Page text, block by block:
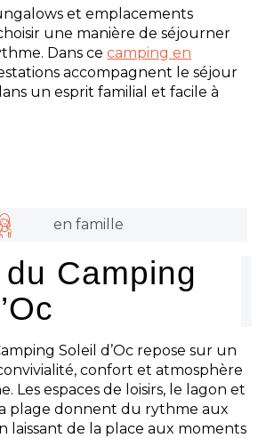
et emplacements
une manière de séjourner
Dans cecamping en
accompagnent le séjour
un esprit familial et facile à
en famille
du Camping
Soleil d’Oc repose sur un
confort et atmosphère
Les espaces de loisirs, le lagon et
plage donnent du rythme aux
laissant de la place aux moments